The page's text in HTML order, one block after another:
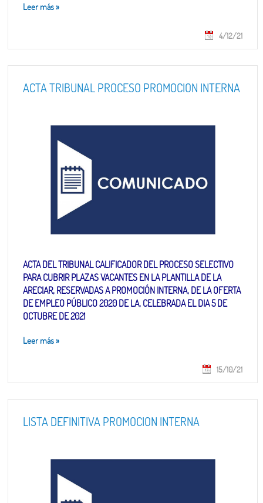
Leer más»
4/12/21
ACTA TRIBUNAL PROCESO PROMOCIÓN INTERNA
ACTA DEL TRIBUNAL CALIFICADOR DEL PROCESO SELECTIVO
PARA CUBRIR PLAZAS VACANTES EN LA PLANTILLA DE LA
ARECIAR, RESERVADAS A PROMOCIÓN INTERNA, DE LA OFERTA
DE EMPLEO PÚBLICO 2020 DE LA, CELEBRADA EL DIA 5 DE
OCTUBRE DE 2021
Leer más»
15/10/21
LISTA DEFINITIVA PROMOCION INTERNA